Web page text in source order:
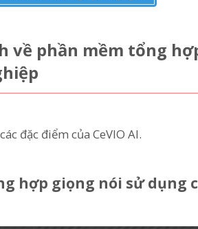
về phần mềm tổng
đặc điểm của CeVIO AI.
hợp giọng nói sử dụng